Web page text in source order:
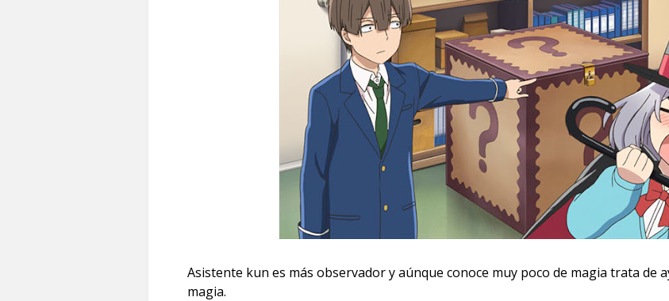
Asistente kun es más observador y aúnque conoce muy poco de magia trata de
magia.